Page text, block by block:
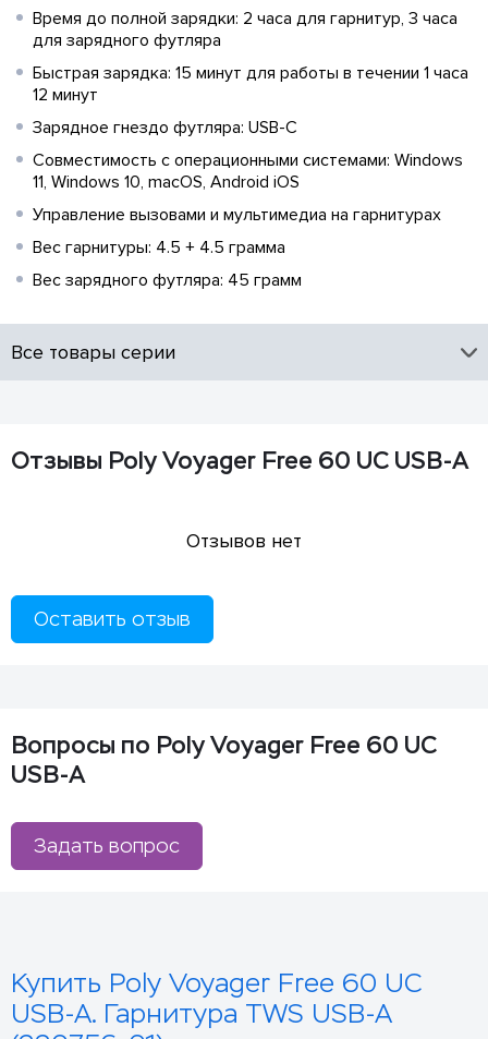
Время до полной зарядки: 2 часа для гарнитур, 3 часа
для зарядного футляра
Быстрая зарядка: 15 минут для работы в течении 1 часа
12 минут
Зарядное гнездо футляра: USB-C
Совместимость с операционными системами: Windows
11, Windows 10, macOS, Android iOS
Управление вызовами и мультимедиа на гарнитурах
Вес гарнитуры: 4.5 + 4.5 грамма
Вес зарядного футляра: 45 грамм
Все товары серии
Отзывы Poly Voyager Free 60 UC USB-A
Отзывов нет
Оставить отзыв
Вопросы по Poly Voyager Free 60 UC
USB-A
Задать вопрос
Купить Poly Voyager Free 60 UC
USB-A. Гарнитура TWS USB-A